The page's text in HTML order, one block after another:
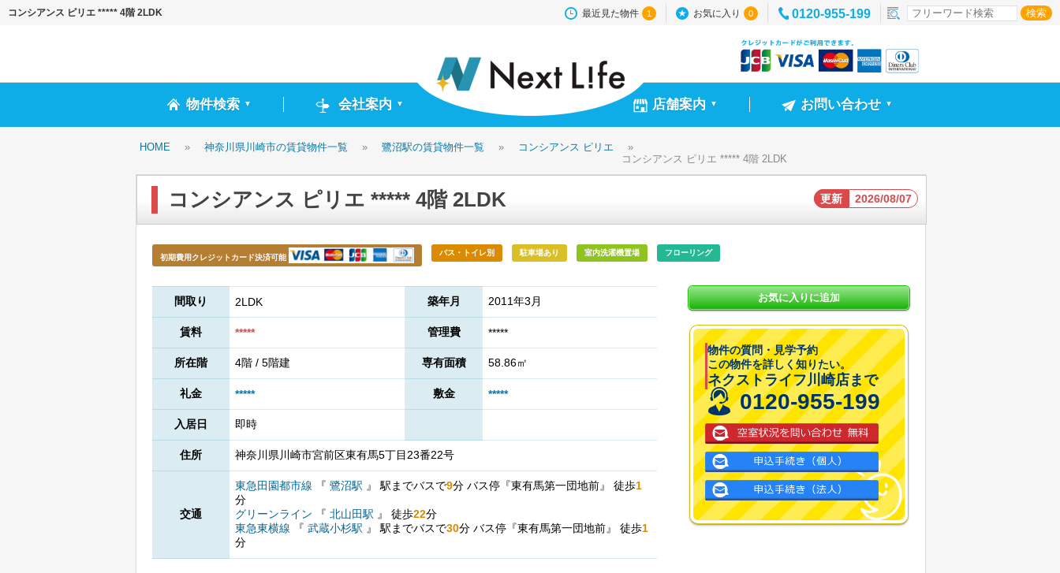
コンシアンス ピリエ ***** 4階 2LDK 最近見た物件 1 お気に入り 0 0120-955-199
物件検索 ▼ 会社案内 ▼ 店舗案内 ▼ お問い合わせ ▼
HOME » 神奈川県川崎市の賃貸物件一覧 » 鷺沼駅の賃貸物件一覧 » コンシアンス ピリエ
»
コンシアンス ピリエ ***** 4階 2LDK
コンシアンス ピリエ ***** 4階 2LDK 更新 2026/08/07
初期費用クレジットカード決済可能
バス・トイレ別 駐車場あり 室内洗濯機置場 フローリング
間取り 2LDK 築年月 2011年3月
賃料 ***** 管理費 *****
所在階 4階 / 5階建 専有面積 58.86㎡
礼金 ***** 敷金 *****
入居日 即時
住所 神奈川県川崎市宮前区東有馬5丁目23番22号
交通
東急田園都市線 『 鷺沼駅 』 駅までバスで9分 バス停『東有馬第一団地前』 徒歩1
分
グリーンライン
『 北山田駅 』 徒歩22分
東急東横線
『 武蔵小杉駅 』 駅までバスで30分 バス停『東有馬第一団地前』 徒歩1
分
お気に入りに追加
物件の質問・見学予約
この物件を詳しく知りたい。
ネクストライフ川崎店まで
0120-955-199